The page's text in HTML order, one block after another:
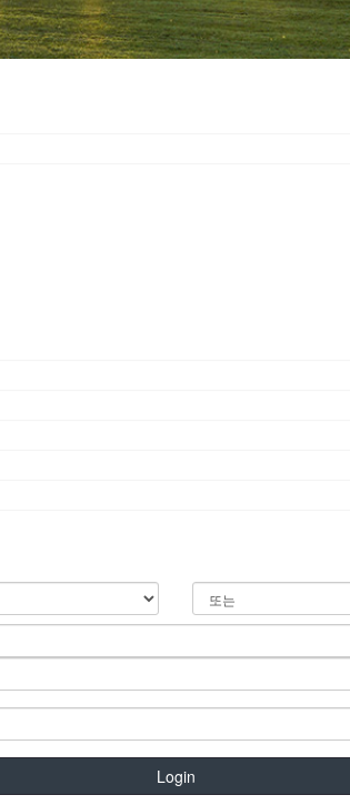
Login